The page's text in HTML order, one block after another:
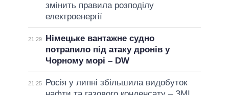
змінить правила розподілу
електроенергії
21:29
Німецьке вантажне судно
потрапило під атаку дронів у
Чорному морі – DW
21:25
Росія у липні збільшила видобуток